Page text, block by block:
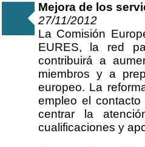
Mejora de los
27/11/2012
La Comisión
EURES, la red
contribuirá a
miembros y a
europeo. La
empleo el
centrar la
cualificaciones y